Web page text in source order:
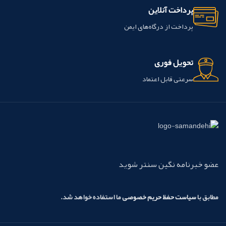
پرداخت آنلاین
پرداخت از درگاه‌های ایمن
تحویل فوری
سرعتی قابل اعتماد
عضو خبرنامه نگین سنتر شوید
مطابق باسیاست حفظ حریم خصوصیما استفاده خواهد شد.